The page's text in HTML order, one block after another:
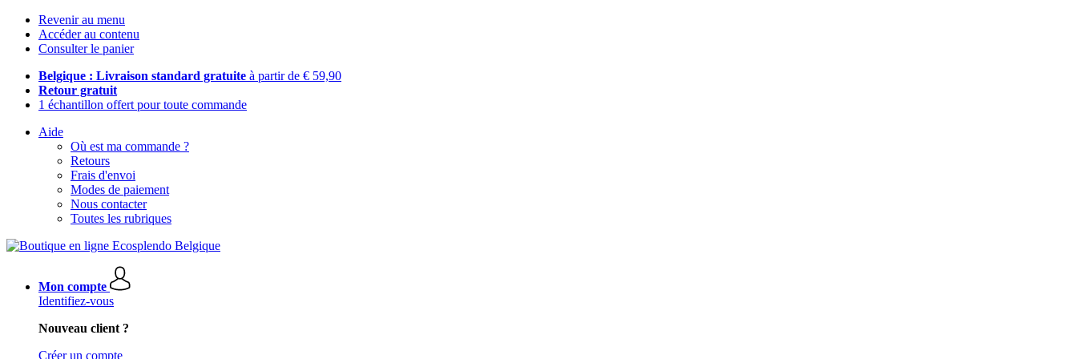
Revenir au menu
Accéder au contenu
Consulter le panier
Belgique : Livraison standard gratuite à partir de € 59,90
Retour gratuit
1 échantillon offert pour toute commande
Aide
Où est ma commande ?
Retours
Frais d'envoi
Modes de paiement
Nous contacter
Toutes les rubriques
Mon compte
Identifiez-vous
Nouveau client ?
Créer un compte